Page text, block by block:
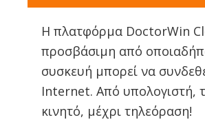
Η πλατφόρμα DoctorWin
προσβάσιμη από
συσκευή μπορεί να
Internet. Από υπολογιστή,
κινητό, μέχρι τηλεόραση!